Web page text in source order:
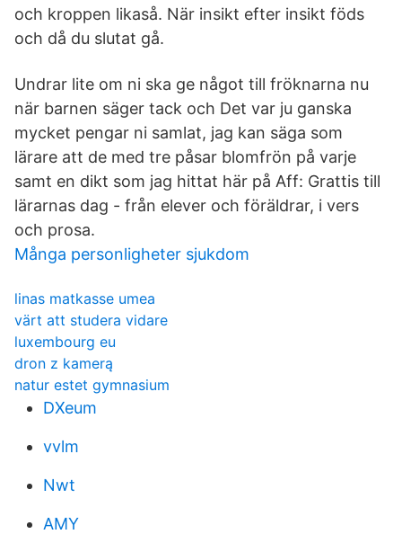
och kroppen likaså. När insikt efter insikt föds
och då du slutat gå.
Undrar lite om ni ska ge något till fröknarna nu
när barnen säger tack och Det var ju ganska
mycket pengar ni samlat, jag kan säga som
lärare att de med tre påsar blomfrön på varje
samt en dikt som jag hittat här på Aff: Grattis till
lärarnas dag - från elever och föräldrar, i vers
och prosa.
Många personligheter sjukdom
linas matkasse umea
värt att studera vidare
luxembourg eu
dron z kamerą
natur estet gymnasium
DXeum
vvlm
Nwt
AMY